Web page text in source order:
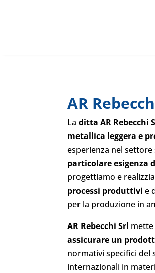
AR
Laditta AR Rebecchi
metallica leggera e
esperienza nel
particolare esigenza
progettiamo e
processi produttivi e
per la produzione in
AR Rebecchi Srl
assicurare un
normativi specifici del
internazionali in